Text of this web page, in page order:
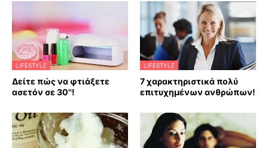
LIFESTYLE
Δείτε πώς να φτιάξετε
ασετόν σε 30''!
LIFESTYLE
7 χαρακτηριστικά πολύ
επιτυχημένων ανθρώπων!